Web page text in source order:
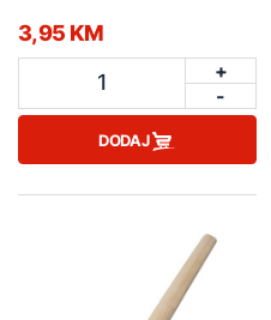
3,95 KM
1
+
-
DODAJ